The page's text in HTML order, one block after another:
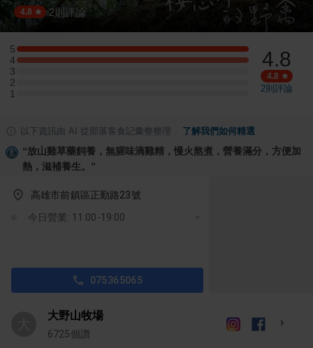
4.8 ·2 則評論
5
5 星：1 則評論
4
4 星：1 則評論
3
3 星：0 則評論
2
2 星：0 則評論
1
1 星：0 則評論
4.8
4.8
2則評論
以下資訊由 AI 從部落客食記彙整整理 了解我們如何精選
“放山雞草藥飼養，無腥味滴雞精，慢火熬煮，營養滿分，方便加
熱，滋補養生。 ”
高雄市前鎮區正勤路23號
今日營業: 11:00-19:00
075365065
大野山牧場
6725個讚